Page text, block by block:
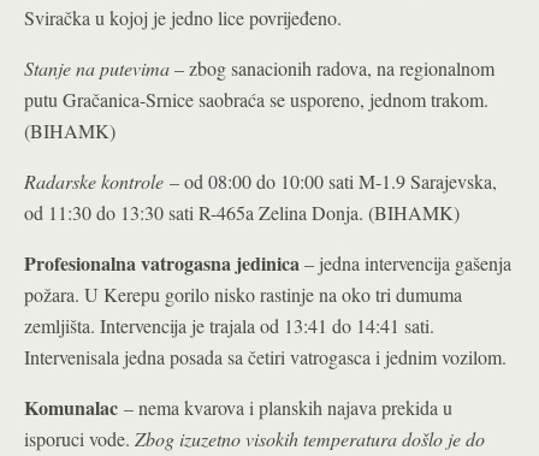
Sviračka u kojoj je jedno lice povrijeđeno.
Stanje na putevima– zbog sanacionih radova, na regionalnom
putu Gračanica-Srnice saobraća se usporeno, jednom trakom.
(BIHAMK)
Radarske kontrole – od 08:00 do 10:00 sati M-1.9 Sarajevska,
od 11:30 do 13:30 sati R-465a Zelina Donja. (BIHAMK)
Profesionalna vatrogasna jedinica– jedna intervencija gašenja
požara. U Kerepu gorilo nisko rastinje na oko tri dumuma
zemljišta. Intervencija je trajala od 13:41 do 14:41 sati.
Intervenisala jedna posada sa četiri vatrogasca i jednim vozilom.
Komunalac – nema kvarova i planskih najava prekida u
isporuci vode. Zbog izuzetno visokih temperatura došlo je do